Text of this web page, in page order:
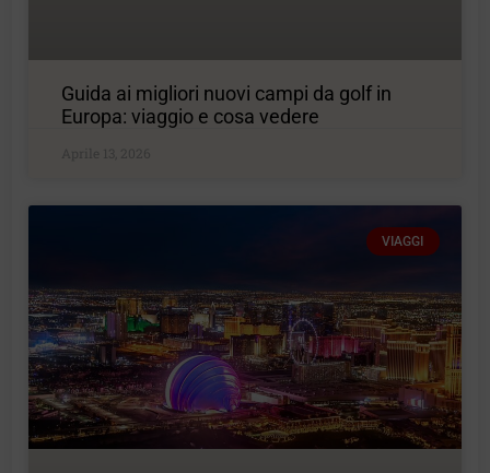
Guida ai migliori nuovi campi da golf in
Europa: viaggio e cosa vedere
Aprile 13, 2026
VIAGGI